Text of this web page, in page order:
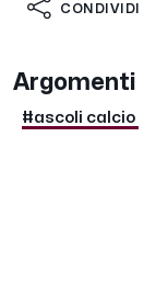
CONDIVIDI
Argomenti
#ascoli calcio